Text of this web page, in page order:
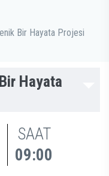
Bir Hayata Projesi
Hayata
SAAT
09:00